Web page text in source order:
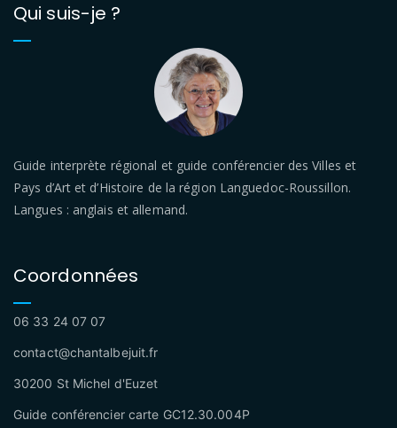
Qui suis-je ?
Guide interprète régional et guide conférencier des Villes et
Pays d’Art et d’Histoire de la région Languedoc-Roussillon.
Langues : anglais et allemand.
Coordonnées
06 33 24 07 07
contact@chantalbejuit.fr
30200 St Michel d'Euzet
Guide conférencier carte GC12.30.004P